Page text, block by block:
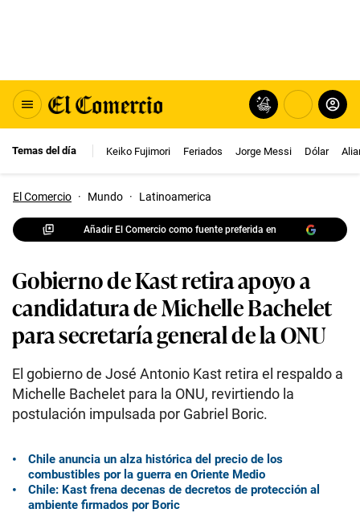
Temas del día Keiko Fujimori Feriados Jorge Messi Dólar
El Comercio · Mundo · Latinoamerica
Añadir El Comercio como fuente preferida en
Gobierno de Kast retira apoyo a
candidatura de Michelle Bachelet
para secretaría general de la ONU
El gobierno de José Antonio Kast retira el respaldo a
Michelle Bachelet para la ONU, revirtiendo la
postulación impulsada por Gabriel Boric.
Chile anuncia un alza histórica del precio de los
combustibles por la guerra en Oriente Medio
Chile: Kast frena decenas de decretos de protección al
ambiente firmados por Boric